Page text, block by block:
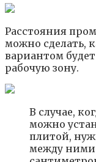
Расстояния
можно сделать,
вариантом
рабочую зону.
В случае,
можно
плитой,
между ними